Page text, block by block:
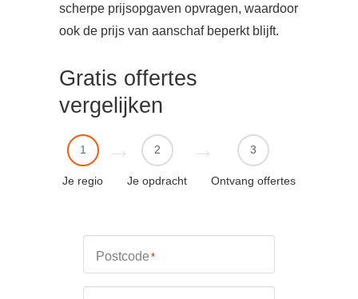
scherpe prijsopgaven opvragen, waardoor
ook de prijs van aanschaf beperkt blijft.
Gratis offertes
vergelijken
1
Je regio
2
Je opdracht
3
Ontvang offertes
Postcode *